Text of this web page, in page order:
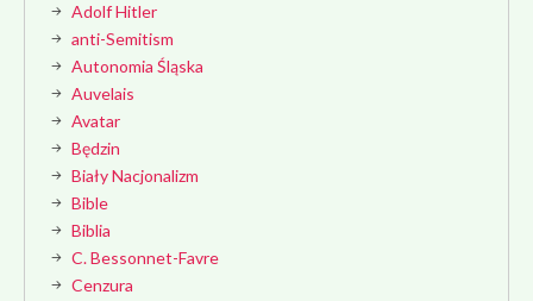
Adolf Hitler
anti-Semitism
Autonomia Śląska
Auvelais
Avatar
Będzin
Biały Nacjonalizm
Bible
Biblia
C. Bessonnet-Favre
Cenzura